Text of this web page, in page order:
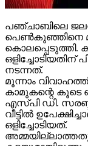
പഞ്ചാബിലെ
പെണ്‍കുഞ്ഞിനെ
കൊലപ്പെടുത്തി.
നടന്നത്.
മൂന്നാം
കാമുകന്റെ കൂടെ
എസ്പി ഡി.
വീട്ടില്‍
ഒളിച്ചോടിയത്.